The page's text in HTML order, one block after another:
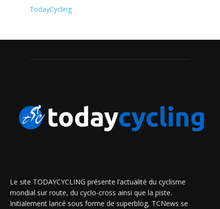
TodayCycling
Le site TODAYCYCLING présente l’actualité du cyclisme
mondial sur route, du cyclo-cross ainsi que la piste.
Initialement lancé sous forme de superblog, TCNews se